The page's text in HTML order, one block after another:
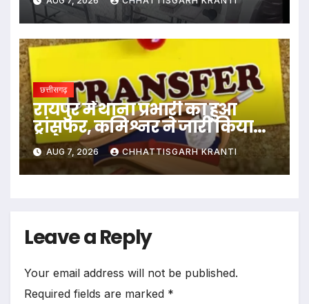
छत्तीसगढ़
रायपुर में थाना प्रभारी का हुआ
ट्रांसफर, कमिश्नर ने जारी किया
आदेश
AUG 7, 2026 CHHATTISGARH KRANTI
Leave a Reply
Your email address will not be published.
Required fields are marked *